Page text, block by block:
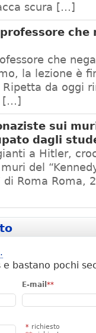
scura […]
che
che
la lezione è
da oggi
[…]
sui
dagli
a Hitler,
del
di Roma Roma,
e bastano pochi
E-mail **
* richiesto